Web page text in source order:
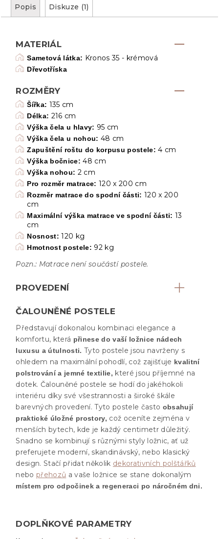
Popis Diskuze (1)
MATERIÁL
Sametová látka: Kronos 35 - krémová
Dřevotříska
ROZMĚRY
Šířka: 135 cm
Délka: 216 cm
Výška čela u hlavy: 95 cm
Výška čela u nohou: 48 cm
Zapuštění roštu do korpusu postele: 4 cm
Výška bočnice: 48 cm
Výška nohou: 2 cm
Pro rozměr matrace: 120 x 200 cm
Rozměr matrace do spodní části: 120 x 200
cm
Maximální výška matrace ve spodní části: 13
cm
Nosnost: 120 kg
Hmotnost postele: 92 kg
Pozn.: Matrace není součástí postele.
PROVEDENÍ
ČALOUNĚNÉ POSTELE
Představují dokonalou kombinaci elegance a
komfortu, která přinese do vaší ložnice nádech
luxusu a útulnosti. Tyto postele jsou navrženy s
ohledem na maximální pohodlí, což zajišťuje kvalitní
polstrování a jemné textilie, které jsou příjemné na
dotek. Čalouněné postele se hodí do jakéhokoli
interiéru díky své všestrannosti a široké škále
barevných provedení. Tyto postele často obsahují
praktické úložné prostory, což oceníte zejména v
menších bytech, kde je každý centimetr důležitý.
Snadno se kombinují s různými styly ložnic, ať už
preferujete moderní, skandinávský, nebo klasický
design. Stačí přidat několik dekorativních polštářků
nebo přehozů a vaše ložnice se stane dokonalým
místem pro odpočinek a regeneraci po náročném dni.
DOPLŇKOVÉ PARAMETRY